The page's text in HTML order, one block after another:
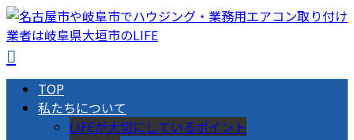
TOP
私たちについて
LIFEが大切にしているポイント